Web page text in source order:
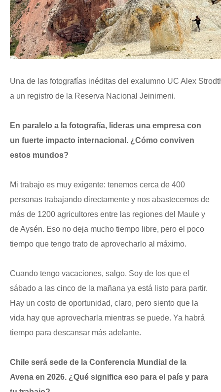
Una de las fotografías inéditas del exalumno UC Alex
a un registro de la Reserva Nacional Jeinimeni.
En paralelo a la fotografía, lideras una empresa con
un fuerte impacto internacional. ¿Cómo conviven
estos mundos?
Mi trabajo es muy exigente: tenemos cerca de 400
personas trabajando directamente y nos abastecemos de
más de 1200 agricultores entre las regiones del Maule y
de Aysén. Eso no deja mucho tiempo libre, pero el poco
tiempo que tengo trato de aprovecharlo al máximo.
Cuando tengo vacaciones, salgo. Soy de los que el
sábado a las cinco de la mañana ya está listo para partir.
Hay un costo de oportunidad, claro, pero siento que la
vida hay que aprovecharla mientras se puede. Ya habrá
tiempo para descansar más adelante.
Chile será sede de la Conferencia Mundial de la
Avena en 2026. ¿Qué significa eso para el país y para